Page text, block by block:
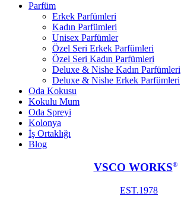
Parfüm
Erkek Parfümleri
Kadın Parfümleri
Unisex Parfümler
Özel Seri Erkek Parfümleri
Özel Seri Kadın Parfümleri
Deluxe & Nishe Kadın Parfümleri
Deluxe & Nishe Erkek Parfümleri
Oda Kokusu
Kokulu Mum
Oda Spreyi
Kolonya
İş Ortaklığı
Blog
VSCO WORKS®
EST.1978